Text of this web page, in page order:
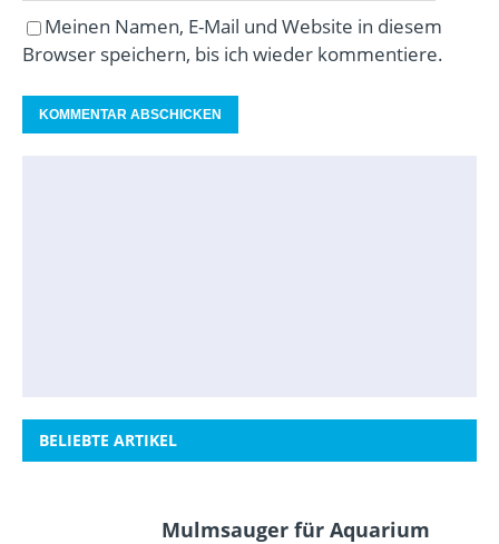
Meinen Namen, E-Mail und Website in diesem
Browser speichern, bis ich wieder kommentiere.
BELIEBTE ARTIKEL
Mulmsauger für Aquarium